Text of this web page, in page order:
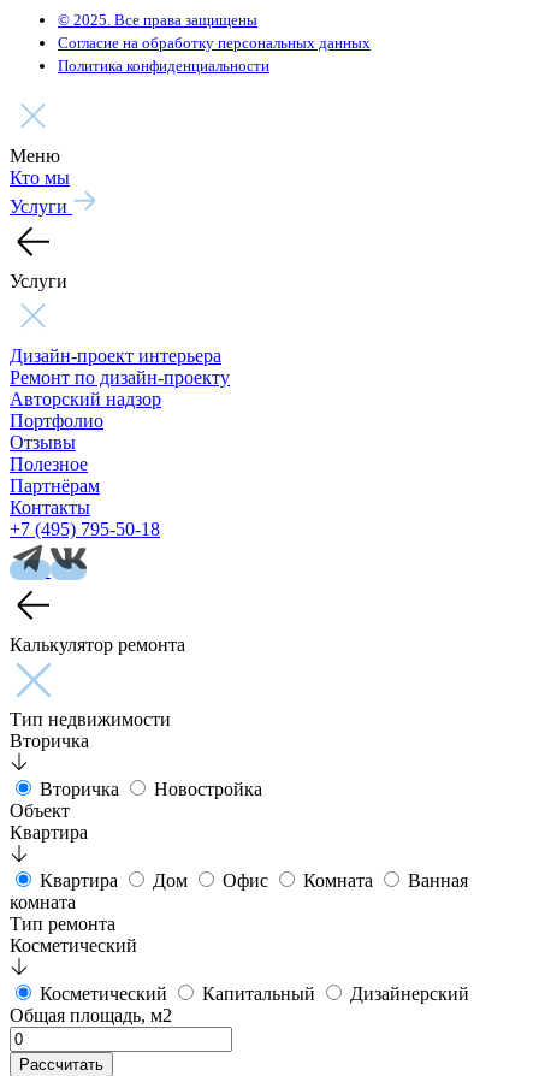
© 2025. Все права защищены
Согласие на обработку персональных данных
Политика конфиденциальности
Меню
Кто мы
Услуги
Услуги
Дизайн-проект интерьера
Ремонт по дизайн-проекту
Авторский надзор
Портфолио
Отзывы
Полезное
Партнёрам
Контакты
+7 (495) 795-50-18
Калькулятор ремонта
Тип недвижимости
Вторичка
Вторичка
Новостройка
Объект
Квартира
Квартира Дом Офис Комната
Ванная
комната
Тип ремонта
Косметический
Косметический Капитальный
Дизайнерский
Общая площадь, м2
Рассчитать